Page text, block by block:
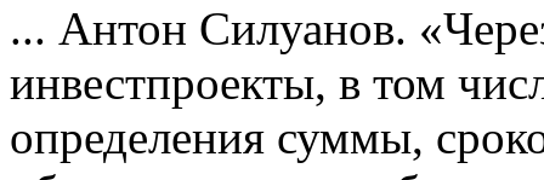
... Антон Силуанов.
инвестпроекты, в том
определения суммы,